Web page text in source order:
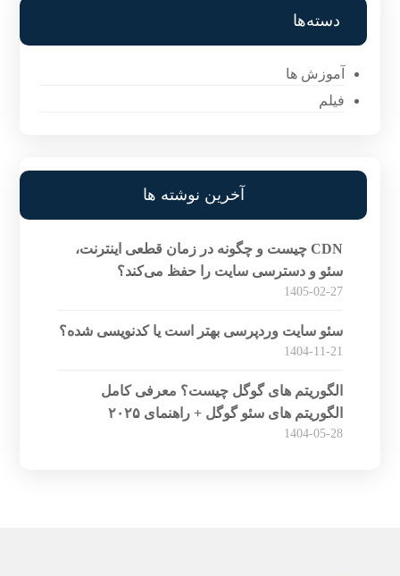
دسته‌ها
آموزش ها
فیلم
آخرین نوشته ها
CDN چیست و چگونه در زمان قطعی اینترنت،
سئو و دسترسی سایت را حفظ می‌کند؟
1405-02-27
سئو سایت وردپرسی بهتر است یا کدنویسی شده؟
1404-11-21
الگوریتم های گوگل چیست؟ معرفی کامل
الگوریتم های سئو گوگل + راهنمای ۲۰۲۵
1404-05-28